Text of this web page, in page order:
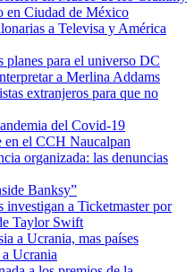
en Ciudad de México
a Televisa y América
planes para el universo DC
a Merlina Addams
extranjeros para que no
del Covid-19
en el CCH Naucalpan
organizada: las denuncias
Banksy”
investigan a Ticketmaster por
Taylor Swift
a Ucrania, mas países
Ucrania